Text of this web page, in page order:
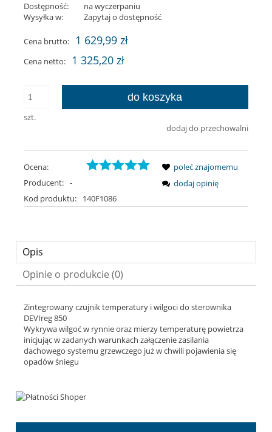
Dostępność:
na wyczerpaniu
Wysyłka w:
Zapytaj o dostępność
Cena brutto: 1 629,99 zł
Cena netto: 1 325,20 zł
szt.
do koszyka
dodaj do przechowalni
Ocena:
Producent: -
Kod produktu:
140F1086
poleć znajomemu
dodaj opinię
Opis
Opinie o produkcie (0)
Zintegrowany czujnik temperatury i wilgoci do sterownika
DEVIreg 850
Wykrywa wilgoć w rynnie oraz mierzy temperaturę powietrza
inicjując w zadanych warunkach załączenie zasilania
dachowego systemu grzewczego już w chwili pojawienia się
opadów śniegu